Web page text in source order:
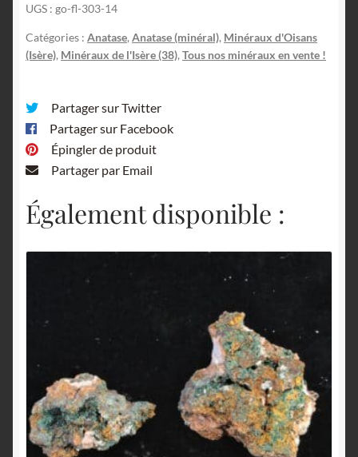
du
Lac,
Saint-
Oisans,
Isère.
UGS : go-fl-303-14
Catégories : Anatase, Anatase (minéral), Minéraux d'Oisans
(Isère), Minéraux de l'Isère (38), Tous nos minéraux en vente !
Partager sur Twitter
Partager sur Facebook
Épingler de produit
Partager par Email
Également disponible :